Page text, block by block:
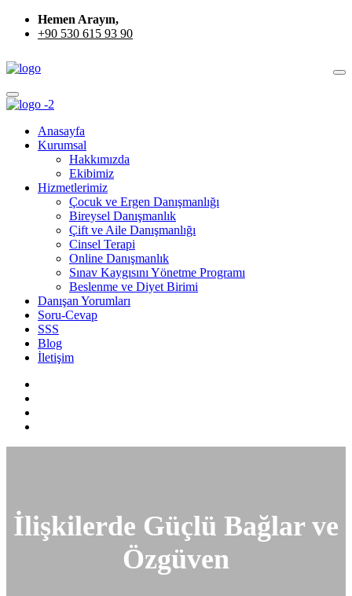
Hemen Arayın,
+90 530 615 93 90
Anasayfa
Kurumsal
Hakkımızda
Ekibimiz
Hizmetlerimiz
Çocuk ve Ergen Danışmanlığı
Bireysel Danışmanlık
Çift ve Aile Danışmanlığı
Cinsel Terapi
Online Danışmanlık
Sınav Kaygısını Yönetme Programı
Beslenme ve Diyet Birimi
Danışan Yorumları
Soru-Cevap
SSS
Blog
İletişim
İlişkilerde Güçlü Bağlar ve
Özgüven